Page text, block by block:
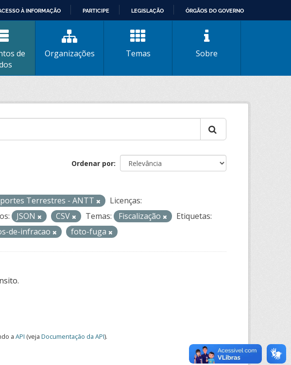
À INFORMAÇÃO PARTICIPE LEGISLAÇÃO ÓRGÃOS DO GOVERNO
de
Organizações Temas Sobre
Ordenar por
Terrestres - ANTT
Licenças:
JSON CSV Temas: Fiscalização
Etiquetas:
de-infracao foto-fuga
a API (veja Documentação da API).